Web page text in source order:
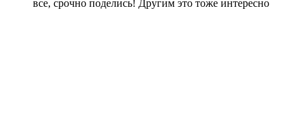
все, срочно поделись! Другим это тоже интересно